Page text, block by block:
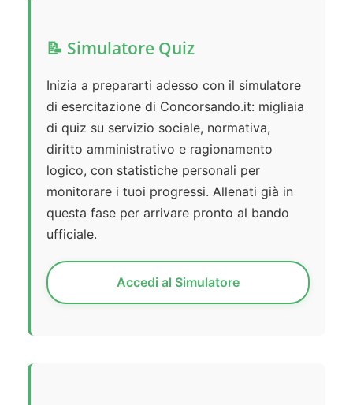
📝 Simulatore Quiz
Inizia a prepararti adesso con il simulatore
di esercitazione di Concorsando.it: migliaia
di quiz su servizio sociale, normativa,
diritto amministrativo e ragionamento
logico, con statistiche personali per
monitorare i tuoi progressi. Allenati già in
questa fase per arrivare pronto al bando
ufficiale.
Accedi al Simulatore